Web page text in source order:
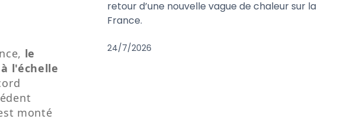
le
l'échelle
monté
retour d’une nouvelle vague de chaleur sur la
France.
24/7/2026